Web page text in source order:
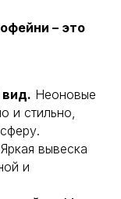
– это
Неоновые
и стильно,
Яркая вывеска
и